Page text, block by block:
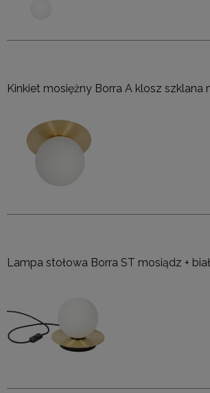
Kinkiet mosiężny Borra A klosz szklana
Lampa stołowa Borra ST mosiądz +